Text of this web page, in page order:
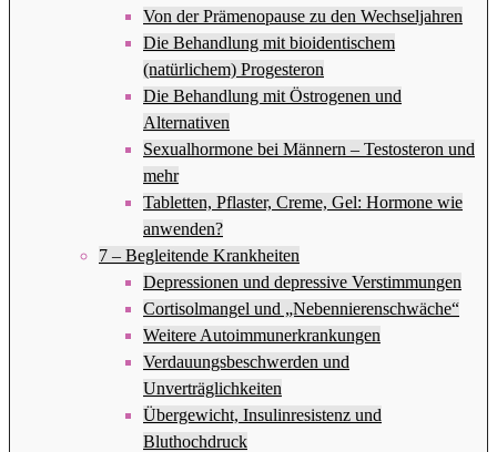
Von der Prämenopause zu den Wechseljahren
Die Behandlung mit bioidentischem
(natürlichem) Progesteron
Die Behandlung mit Östrogenen und
Alternativen
Sexualhormone bei Männern – Testosteron und
mehr
Tabletten, Pflaster, Creme, Gel: Hormone wie
anwenden?
7 – Begleitende Krankheiten
Depressionen und depressive Verstimmungen
Cortisolmangel und „Nebennierenschwäche“
Weitere Autoimmunerkrankungen
Verdauungsbeschwerden und
Unverträglichkeiten
Übergewicht, Insulinresistenz und
Bluthochdruck